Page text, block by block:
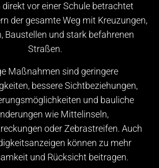
direkt vor einer Schule betrachtet
der gesamte Weg mit Kreuzungen,
Baustellen und stark befahrenen
Straßen.
Maßnahmen sind geringere
bessere Sichtbeziehungen,
und bauliche
wie Mittelinseln,
oder Zebrastreifen. Auch
können zu mehr
und Rücksicht beitragen.